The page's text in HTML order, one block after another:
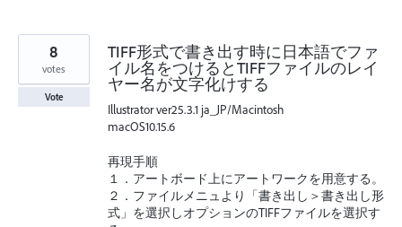
TIFF形式で書き出す時に日本語でファ
イル名をつけるとTIFFファイルのレイ
ヤー名が文字化けする
Illustrator ver25.3.1 ja_JP/Macintosh
macOS10.15.6
再現手順
１．アートボード上にアートワークを用意する。
２．ファイルメニュより「書き出し＞書き出し形
式」を選択しオプションのTIFFファイルを選択す
8
votes
Vote